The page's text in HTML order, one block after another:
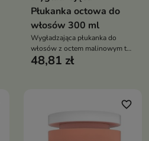
Płukanka octowa do
włosów 300 ml
Wygładzająca płukanka do
włosów z octem malinowym to
lekki kosmetyk, który przywraca
lśniącej tafli już po pierwszym
48,81 zł
favorite_border